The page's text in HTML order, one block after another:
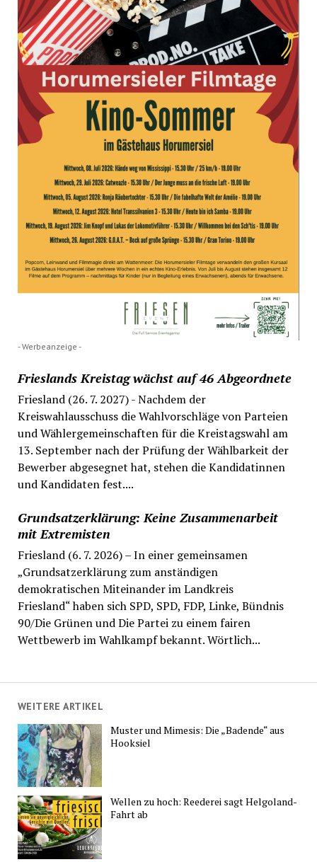
- Werbeanzeige -
Frieslands Kreistag wächst auf 46 Abgeordnete
Friesland (26. 7. 2027) - Nachdem der
Kreiswahlausschuss die Wahlvorschläge von Parteien
und Wählergemeinschaften für die Kreistagswahl am
13. September nach der Prüfung der Wählbarkeit der
Bewerber abgesegnet hat, stehen die Kandidatinnen
und Kandidaten fest....
Grundsatzerklärung: Keine Zusammenarbeit
mit Extremisten
Friesland (6. 7. 2026) – In einer gemeinsamen
„Grundsatzerklärung zum anständigen
demokratischen Miteinander im Landkreis
Friesland“ haben sich SPD, SPD, FDP, Linke, Bündnis
90/Die Grünen und Die Partei zu einem fairen
Wettbewerb im Wahlkampf bekannt. Wörtlich...
WEITERE ARTIKEL
Muster und Mimesis: Die „Badende“ aus
Hooksiel
Wellen zu hoch: Reederei sagt Helgoland-
Fahrt ab